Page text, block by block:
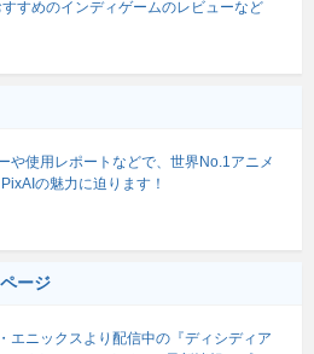
すめのインディゲームのレビューなど
や使用レポートなどで、世界No.1アニメ
の魅力に迫ります！
ージ
エニックスより配信中の『ディシディア